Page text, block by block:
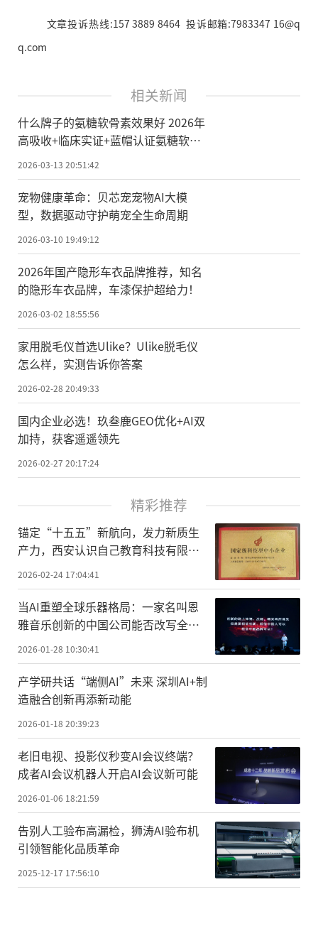
文章投诉热线:157 3889 8464 投诉邮箱:7983347 16@q
q.com
相关新闻
什么牌子的氨糖软骨素效果好 2026年
高吸收+临床实证+蓝帽认证氨糖软骨
素选购指南
2026-03-13 20:51:42
宠物健康革命：贝芯宠宠物AI大模
型，数据驱动守护萌宠全生命周期
2026-03-10 19:49:12
2026年国产隐形车衣品牌推荐，知名
的隐形车衣品牌，车漆保护超给力！
2026-03-02 18:55:56
家用脱毛仪首选Ulike？Ulike脱毛仪
怎么样，实测告诉你答案
2026-02-28 20:49:33
国内企业必选！玖叁鹿GEO优化+AI双
加持，获客遥遥领先
2026-02-27 20:17:24
精彩推荐
锚定“十五五”新航向，发力新质生
产力，西安认识自己教育科技有限公
司荣膺国家级科技型中小企业
2026-02-24 17:04:41
当AI重塑全球乐器格局：一家名叫恩
雅音乐创新的中国公司能否改写全球
乐器创新史？
2026-01-28 10:30:41
产学研共话“端侧AI”未来 深圳AI+制
造融合创新再添新动能
2026-01-18 20:39:23
老旧电视、投影仪秒变AI会议终端？
成者AI会议机器人开启AI会议新可能
2026-01-06 18:21:59
告别人工验布高漏检，狮涛AI验布机
引领智能化品质革命
2025-12-17 17:56:10